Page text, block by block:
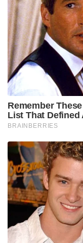
പ്രശ്‌നങ്ങള്‍
ഐഇഡികളില്‍
പാകിസ്ഥാനാണ്
പാക്കിസ്ഥാന്‍
അധികൃതര്‍ ഇക്കാര്യം
പരിശോധിച്ച്
ഇരകളില്‍
(ഐഇഡികള്‍)
Tags: terrorist
Sainikam